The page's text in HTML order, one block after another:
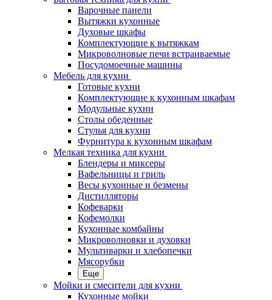
Варочные панели
Вытяжки кухонные
Духовые шкафы
Комплектующие к вытяжкам
Микроволновые печи встраиваемые
Посудомоечные машины
Мебель для кухни
Готовые кухни
Комплектующие к кухонным шкафам
Модульные кухни
Столы обеденные
Стулья для кухни
Фурнитура к кухонным шкафам
Мелкая техника для кухни
Блендеры и миксеры
Вафельницы и гриль
Весы кухонные и безмены
Дистилляторы
Кофеварки
Кофемолки
Кухонные комбайны
Микроволновки и духовки
Мультиварки и хлебопечки
Мясорубки
Еще
Мойки и смесители для кухни
Кухонные мойки